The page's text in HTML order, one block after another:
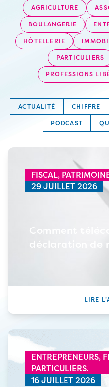
AGRICULTURE
BOULANGERIE
HÔTELLERIE
PARTICULIERS
PROFESSIONS
ACTUALITÉ CHIFFRE
PODCAST
FISCAL,
29 JUILLET 2026
Comment
déclaration de
LIRE
ENTREPRENEURS,
PARTICULIERS.
16 JUILLET 2026